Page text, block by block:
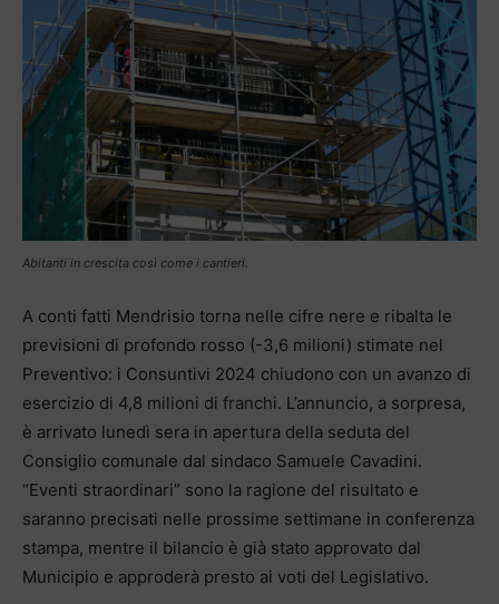
Abitanti in crescita così come i cantieri.
A conti fatti Mendrisio torna nelle cifre nere e ribalta le
previsioni di profondo rosso (-3,6 milioni) stimate nel
Preventivo: i Consuntivi 2024 chiudono con un avanzo di
esercizio di 4,8 milioni di franchi. L’annuncio, a sorpresa,
è arrivato lunedì sera in apertura della seduta del
Consiglio comunale dal sindaco Samuele Cavadini.
“Eventi straordinari” sono la ragione del risultato e
saranno precisati nelle prossime settimane in conferenza
stampa, mentre il bilancio è già stato approvato dal
Municipio e approderà presto ai voti del Legislativo.